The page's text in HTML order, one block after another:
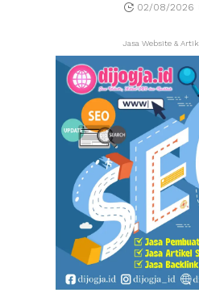
02/08/2026
Jasa Website &